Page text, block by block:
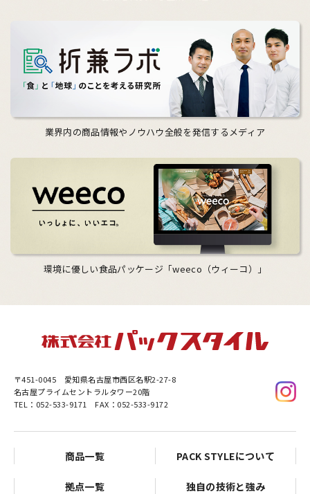
業界内の商品情報やノウハウ全般を発信するメディア
環境に優しい食品パッケージ「weeco（ウィーコ）」
〒451-0045 愛知県名古屋市西区名駅2-27-8
名古屋プライムセントラルタワー20階
TEL：052-533-9171 FAX：052-533-9172
商品一覧 PACK STYLEについて
拠点一覧 独自の技術と強み